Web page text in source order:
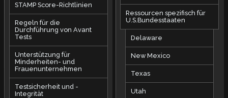
STAMP Score-Richtlinien
Regeln für die
Durchführung von Avant
Tests
Unterstützung für
Minderheiten- und
Frauenunternehmen
Testsicherheit und -
Integrität
Ressourcen spezifisch für
U.S.Bundesstaaten
Delaware
New Mexico
Texas
Utah